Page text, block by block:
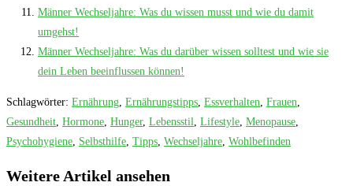
Männer Wechseljahre: Was du wissen musst und wie du damit
umgehst!
Männer Wechseljahre: Was du darüber wissen solltest und wie sie
dein Leben beeinflussen können!
Schlagwörter: Ernährung, Ernährungstipps, Essverhalten, Frauen,
Gesundheit, Hormone, Hunger, Lebensstil, Lifestyle, Menopause,
Psychohygiene, Selbsthilfe, Tipps, Wechseljahre, Wohlbefinden
Weitere Artikel ansehen